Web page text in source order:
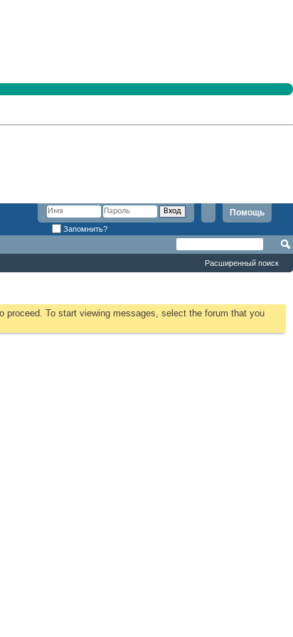
Помощь
Запомнить?
Расширенный поиск
proceed. To start viewing messages, select the forum that you